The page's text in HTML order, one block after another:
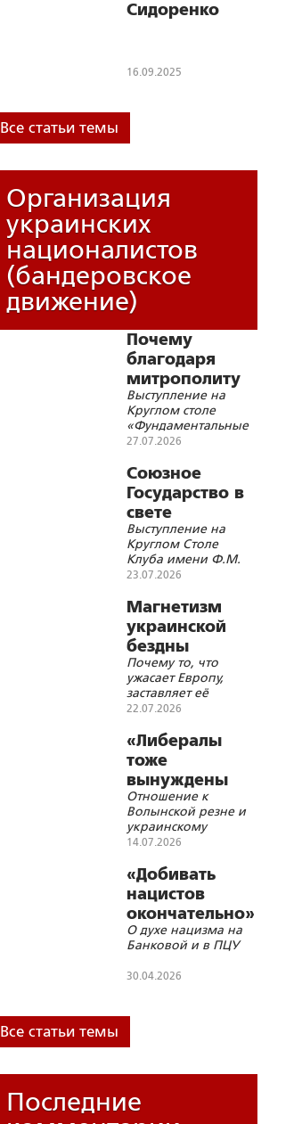
Сидоренко
судьбе
области»
16.09.2025
Все статьи темы
Организация
украинских
националистов
(бандеровское
движение)
Почему
благодаря
митрополиту
Иосифу
(Семашко)
Белоруссия не
Галичиной, а
Достоевский
является
великим
белорусом?
Выступление на
Круглом столе
«Фундаментальные
основы Союзного
современные
геополитические
вызовы»
27.07.2026
Союзное
Государство в
свете
Специальной
военной
операции на
Выступление на
Круглом Столе
Клуба имени Ф.М.
Достоевского
основы Союзного
современные
геополитические
вызовы» в Витебске
23.07.2026
Магнетизм
украинской
бездны
Почему то, что
ужасает Европу,
заставляет её
раздувать пожар
22.07.2026
«Либералы
тоже
вынуждены
топтаться на
поле критики
бандеровщины»
Отношение к
Волынской резне и
украинскому
национализму уже
серьезным
предвыборным
фактором в Польше
14.07.2026
«Добивать
нацистов
окончательно»
О духе нацизма на
Банковой и в ПЦУ
30.04.2026
Все статьи темы
Последние